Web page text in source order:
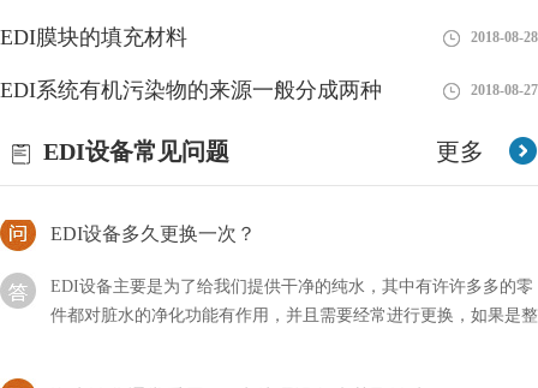
EDI膜块的填充材料 2018-08-28
EDI系统有机污染物的来源一般分成两种 2018-08-27
更多
EDI设备常见问题
能否接受edi形式的订单？
现在的技术发展得非常快，尤其是对于一个行业的新手来说，技术
EDI形式的订单呢？
件都对脏水的净化功能有作用，并且需要经常进行更换，如果是整
套设备多久更换一次？